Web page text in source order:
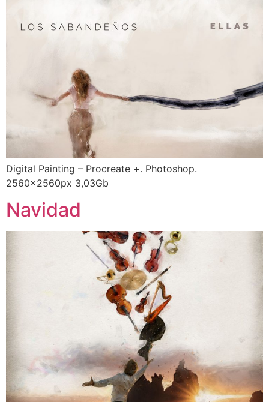
Digital Painting – Procreate +. Photoshop.
2560x2560px 3,03Gb
Navidad